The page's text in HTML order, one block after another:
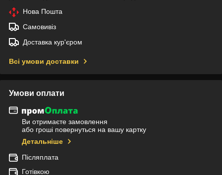
Нова Пошта
Самовивіз
Доставка кур'єром
Всі умови доставки
Умови оплати
Ви отримаєте замовлення
або гроші повернуться на вашу картку
Детальніше
Післяплата
Готівкою